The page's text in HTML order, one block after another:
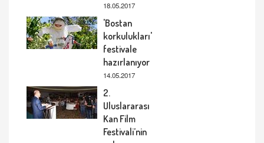
18.05.2017
'Bostan
korkulukları'
festivale
hazırlanıyor
14.05.2017
2.
Uluslararası
Kan Film
Festivali’nin